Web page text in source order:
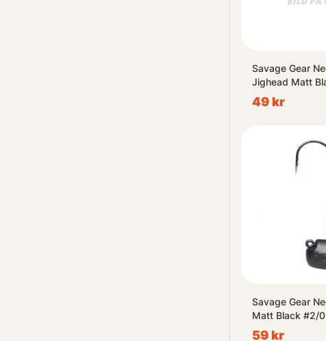
Savage Gear
Jighead Matt
(3-pack)
49 kr
Savage Gear
Matt Black #2/
59 kr